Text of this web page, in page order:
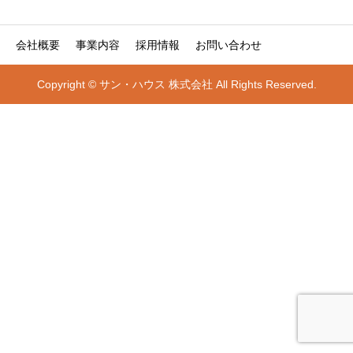
会社概要 事業内容 採用情報 お問い合わせ
Copyright © サン・ハウス 株式会社 All Rights Reserved.